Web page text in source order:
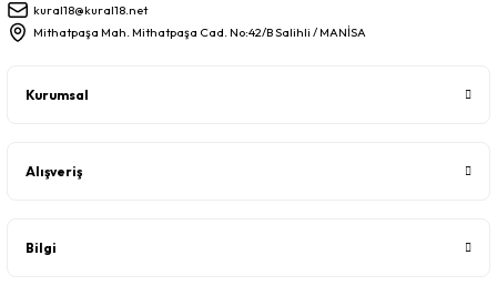
kural18@kural18.net
Mithatpaşa Mah. Mithatpaşa Cad. No:42/B Salihli / MANİSA
Kurumsal
Alışveriş
Bilgi